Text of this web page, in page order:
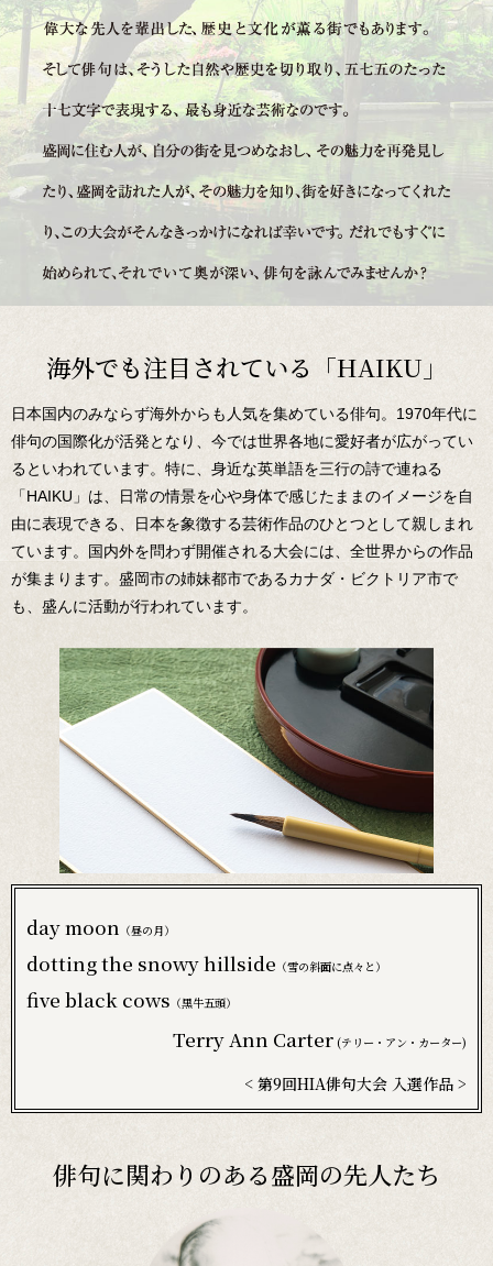
海外でも注目されている「HAIKU」
日本国内のみならず海外からも人気を集めている俳句。1970年代に
俳句の国際化が活発となり、今では世界各地に愛好者が広がってい
るといわれています。特に、身近な英単語を三行の詩で連ねる
「HAIKU」は、日常の情景を心や身体で感じたままのイメージを自
由に表現できる、日本を象徴する芸術作品のひとつとして親しまれ
ています。国内外を問わず開催される大会には、全世界からの作品
が集まります。盛岡市の姉妹都市であるカナダ・ビクトリア市で
も、盛んに活動が行われています。
day moon （昼の月）
dotting the snowy hillside （雪の斜面に点々と）
five black cows （黒牛五頭）
Terry Ann Carter (テリー・アン・カーター)
< 第9回HIA俳句大会 入選作品 >
俳句に関わりのある盛岡の先人たち